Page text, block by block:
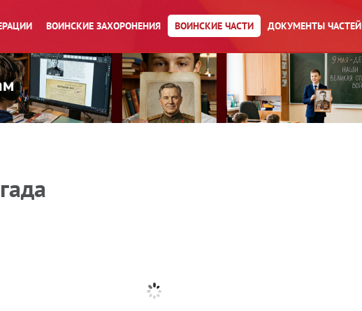
ВОИНСКИЕ ЗАХОРОНЕНИЯ ВОИНСКИЕ ЧАСТИ ДОКУМЕНТЫ ЧАСТЕЙ